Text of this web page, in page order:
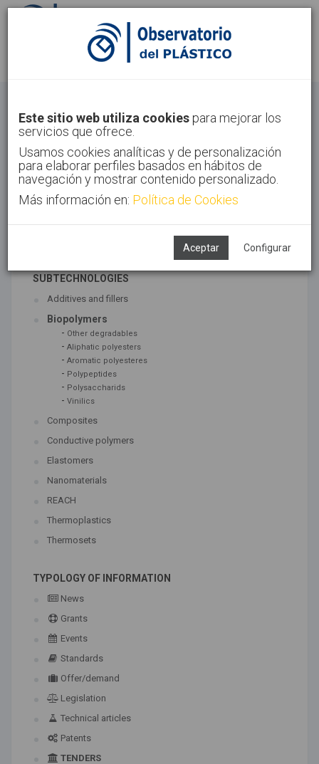
Sign in Sign up
Home Technologies Materials
Este sitio web utiliza cookies para mejorar los
servicios que ofrece.
Usamos cookies analíticas y de personalización
para elaborar perfiles basados en hábitos de
navegación y mostrar contenido personalizado.
Más información en: Política de Cookies
Aceptar Configurar
ASSOCIATED TECHNOLOGIES
SUBTECHNOLOGIES
Additives and fillers
Biopolymers
- Other degradables
- Aliphatic polyesters
- Aromatic polyesteres
- Polypeptides
- Polysaccharids
- Vinilics
Composites
Conductive polymers
Elastomers
Nanomaterials
REACH
Thermoplastics
Thermosets
TYPOLOGY OF INFORMATION
News
Grants
Events
Standards
Offer/demand
Legislation
Technical articles
Patents
TENDERS